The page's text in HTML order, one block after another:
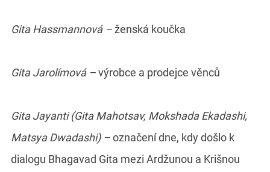
Gita Hassmannová –ženská koučka
Gita Jarolímová –výrobce a prodejce věnců
Gita Jayanti (Gita Mahotsav, Mokshada Ekadashi,
Matsya Dwadashi) –označení dne, kdy došlo k
dialogu Bhagavad Gita mezi Ardžunou a Krišnou